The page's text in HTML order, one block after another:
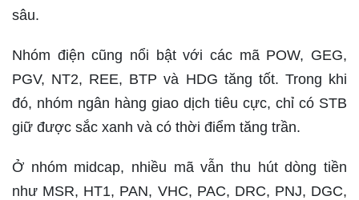
sâu.
Nhóm điện cũng nổi bật với các mã POW, GEG,
PGV, NT2, REE, BTP và HDG tăng tốt. Trong khi
đó, nhóm ngân hàng giao dịch tiêu cực, chỉ có STB
giữ được sắc xanh và có thời điểm tăng trần.
Ở nhóm midcap, nhiều mã vẫn thu hút dòng tiền
như MSR, HT1, PAN, VHC, PAC, DRC, PNJ, DGC,